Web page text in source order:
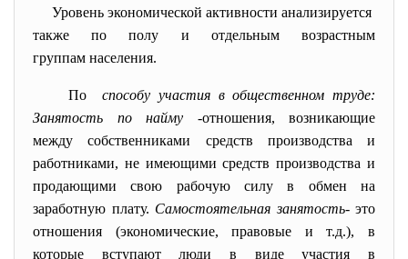
Уровень экономической активности анализируется
также по полу и отдельным возрастным
группам населения.
По
способу участия в общественном труде:
Занятость по найму -отношения, возникающие
между собственниками средств производства и
работниками, не имеющими средств производства и
продающими свою рабочую силу в обмен на
заработную плату. Самостоятельная занятость- это
отношения (экономические, правовые и т.д.), в
которые вступают люди в виде участия в